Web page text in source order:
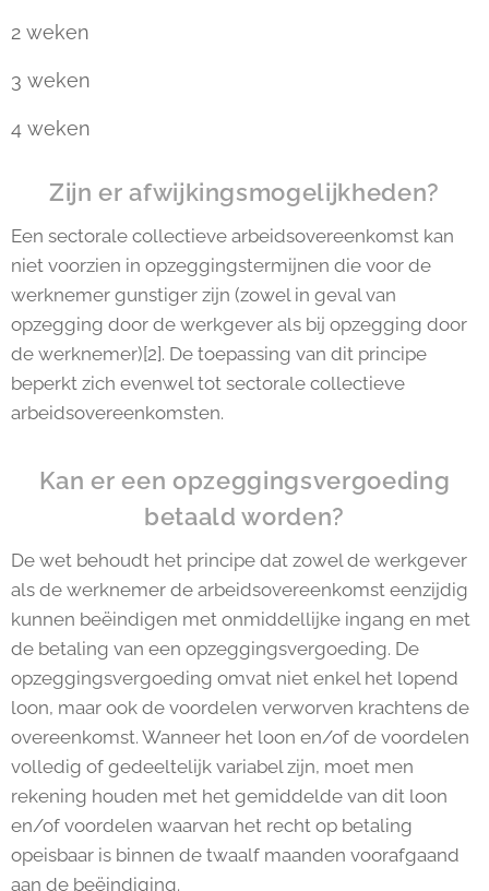
2 weken
3 weken
4 weken
Zijn er afwijkingsmogelijkheden?
Een sectorale collectieve arbeidsovereenkomst kan
niet voorzien in opzeggingstermijnen die voor de
werknemer gunstiger zijn (zowel in geval van
opzegging door de werkgever als bij opzegging door
de werknemer)[2]. De toepassing van dit principe
beperkt zich evenwel tot sectorale collectieve
arbeidsovereenkomsten.
Kan er een opzeggingsvergoeding
betaald worden?
De wet behoudt het principe dat zowel de werkgever
als de werknemer de arbeidsovereenkomst eenzijdig
kunnen beëindigen met onmiddellijke ingang en met
de betaling van een opzeggingsvergoeding. De
opzeggingsvergoeding omvat niet enkel het lopend
loon, maar ook de voordelen verworven krachtens de
overeenkomst. Wanneer het loon en/of de voordelen
volledig of gedeeltelijk variabel zijn, moet men
rekening houden met het gemiddelde van dit loon
en/of voordelen waarvan het recht op betaling
opeisbaar is binnen de twaalf maanden voorafgaand
aan de beëindiging.